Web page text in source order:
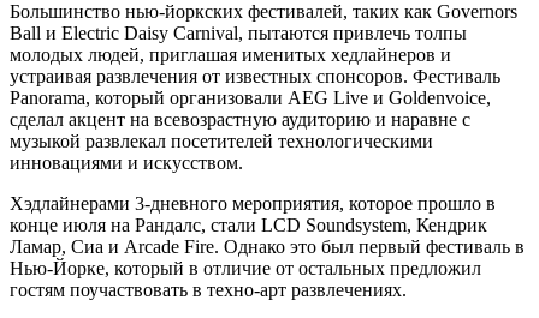
Большинство нью-йоркских фестивалей, таких как Governors
Ball и Electric Daisy Carnival, пытаются привлечь толпы
молодых людей, приглашая именитых хедлайнеров и
устраивая развлечения от известных спонсоров. Фестиваль
Panorama, который организовали AEG Live и Goldenvoice,
сделал акцент на всевозрастную аудиторию и наравне с
музыкой развлекал посетителей технологическими
инновациями и искусством.
Хэдлайнерами 3-дневного мероприятия, которое прошло в
конце июля на Рандалс, стали LCD Soundsystem, Кендрик
Ламар, Сиа и Arcade Fire. Однако это был первый фестиваль в
Нью-Йорке, который в отличие от остальных предложил
гостям поучаствовать в техно-арт развлечениях.